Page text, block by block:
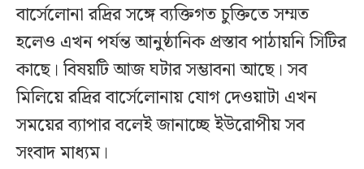
বার্সেলোনা রদ্রির সঙ্গে ব্যক্তিগত চুক্তিতে সম্মত
হলেও এখন পর্যন্ত আনুষ্ঠানিক প্রস্তাব পাঠায়নি সিটির
কাছে। বিষয়টি আজ ঘটার সম্ভাবনা আছে। সব
মিলিয়ে রদ্রির বার্সেলোনায় যোগ দেওয়াটা এখন
সময়ের ব্যাপার বলেই জানাচ্ছে ইউরোপীয় সব
সংবাদ মাধ্যম।